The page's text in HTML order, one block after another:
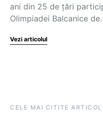
ani din 25 de țări
Olimpiadei Balcanice
Vezi articolul
CELE MAI CITITE